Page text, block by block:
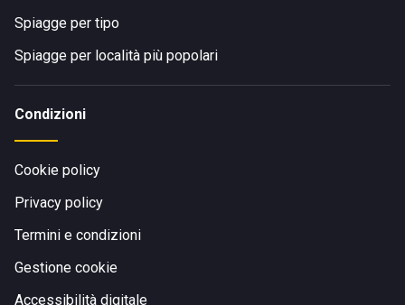
Spiagge per tipo
Spiagge per località più popolari
Condizioni
Cookie policy
Privacy policy
Termini e condizioni
Gestione cookie
Accessibilità digitale